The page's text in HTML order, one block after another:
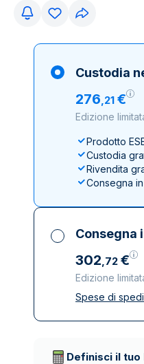
Custodia
276,21 €
Edizione
Prodotto
Custodia
Rivendita
Consegna
Consegna
302,72 €
Edizione
Tutte le
Spese di
Definisci il tuo